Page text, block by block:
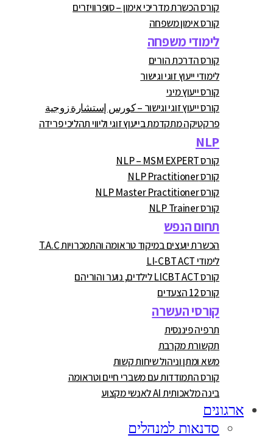
קורס הכשרת מדריכי אימון – סופרוויזרים
קורס אימון משפחה
לימודי משפחה
קורס הדרכת הורים
לימודי ייעוץ זוגי וגישור
קורס ייעוץ מיני
קורס ייעוץ זוגי וגישור – كورس إستشارة زوجية
פרקטיקה מתקדמת בייעוץ זוגי וליווי תהליכי פרידה
NLP
קורס NLP – MSM EXPERT
קורס NLP Practitioner
קורס NLP Master Practitioner
קורס NLP Trainer
תחום הנפש
הכשרת יועצים במיקוד טראומה והתמכרויות T.A.C
לימודי LI-CBT ACT
קורס LICBT ACT לילדים, נוער והוריהם
קורס 12 הצעדים
קורסי העשרה
תרפיה פיננסית
תקשורת מקרבת
משא ומתן וניהול שיחות קשות
קורס התמודדות עם משברי חיים וטראומה
בינה מלאכותית AI לאנשי מקצוע
ארגונים
סדנאות למנהלים